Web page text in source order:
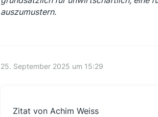
auszumustern.
25. September 2025 um 15:29
Zitat von Achim Weiss